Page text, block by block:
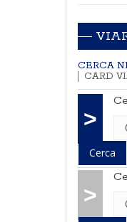
CERCA
CARD
>
>